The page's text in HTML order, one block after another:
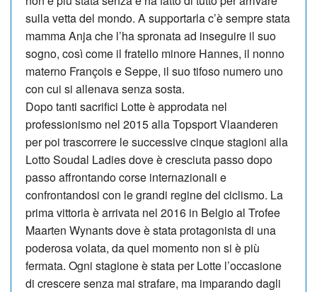
sulla vetta del mondo. A supportarla c’è sempre stata
mamma Anja che l’ha spronata ad inseguire il suo
sogno, così come il fratello minore Hannes, il non­no
materno François e Seppe, il suo tifoso numero uno
con cui si allenava senza sosta.
Dopo tanti sacrifici Lotte è approdata nel
professionismo nel 2015 alla Topsport Vlaanderen
per poi trascorrere le successive cinque stagioni alla
Lotto Soudal Ladies dove è cresciuta passo dopo
passo affrontando corse internazionali e
confrontandosi con le grandi regine del ciclismo. La
prima vittoria è arrivata nel 2016 in Belgio al Trofee
Maarten Wynants dove è stata protagonista di una
poderosa volata, da quel momento non si è più
fermata. Ogni stagione è stata per Lotte l’occasione
di crescere senza mai strafare, ma imparando dagli